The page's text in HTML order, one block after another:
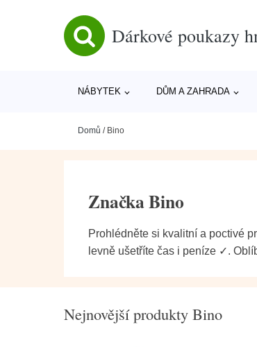
Dárkové poukazy
NÁBYTEK DŮM A ZAHRADA
Domů / Bino
Značka Bino
Prohlédněte si kvalitní a poctivé
levně ušetříte čas i peníze ✓.
Nejnovější produkty Bino